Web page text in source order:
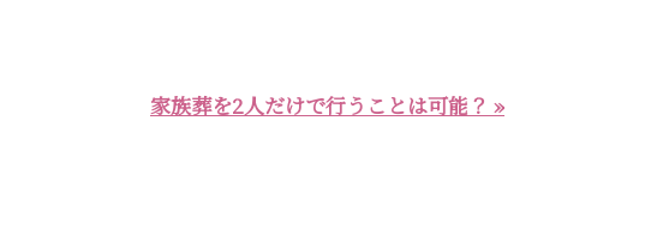
家族葬を2人だけで行うことは可能？ »